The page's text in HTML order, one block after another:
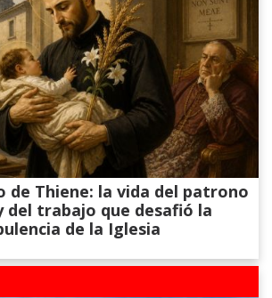
de Thiene: la vida del patrono
del trabajo que desafió la
de la Iglesia